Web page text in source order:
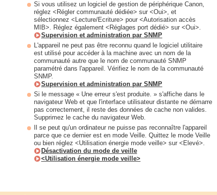
Si vous utilisez un logiciel de gestion de périphérique Canon,
réglez <Régler communauté dédiée> sur <Oui>, et
sélectionnez <Lecture/Ecriture> pour <Autorisation accès
MIB>. Réglez également <Réglages port dédié> sur <Oui>.
Supervision et administration par SNMP
L'appareil ne peut pas être reconnu quand le logiciel utilitaire
est utilisé pour accéder à la machine avec un nom de la
communauté autre que le nom de communauté SNMP
paramétré dans l'appareil. Vérifiez le nom de la communauté
SNMP.
Supervision et administration par SNMP
Si le message « Une erreur s'est produite. » s'affiche dans le
navigateur Web et que l'interface utilisateur distante ne démarre
pas correctement, il reste des données de cache non valides.
Supprimez le cache du navigateur Web.
Il se peut qu'un ordinateur ne puisse pas reconnaître l'appareil
parce que ce dernier est en mode Veille. Quittez le mode Veille
ou bien réglez <Utilisation énergie mode veille> sur <Elevé>.
Désactivation du mode de veille
<Utilisation énergie mode veille>